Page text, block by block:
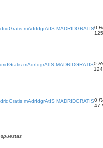
mAdrIdgrAtIS MADRIDGRATIS0
125
mAdrIdgrAtIS MADRIDGRATIS0
124
mAdrIdgrAtIS MADRIDGRATIS0
47